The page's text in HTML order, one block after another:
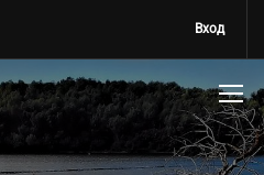
Вход